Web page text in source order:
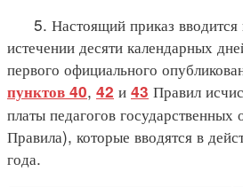
5. Настоящий приказ вводится
истечении десяти календарных
первого официального
пунктов 40, 42 и 43 Правил
платы педагогов государственных
Правила), которые вводятся в
года.